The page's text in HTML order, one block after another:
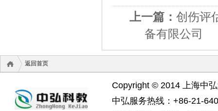
上一篇：创伤评
备有限公司
返回首页
Copyright © 2014 上海中
中弘服务热线：+86-21-